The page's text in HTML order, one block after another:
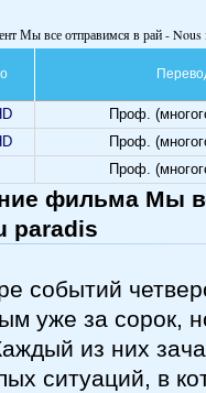
Мы все отправимся в рай - Nous
Проф.
Проф.
Проф.
фильма Мы
paradis
событий
уже за сорок,
из них
ситуаций, в